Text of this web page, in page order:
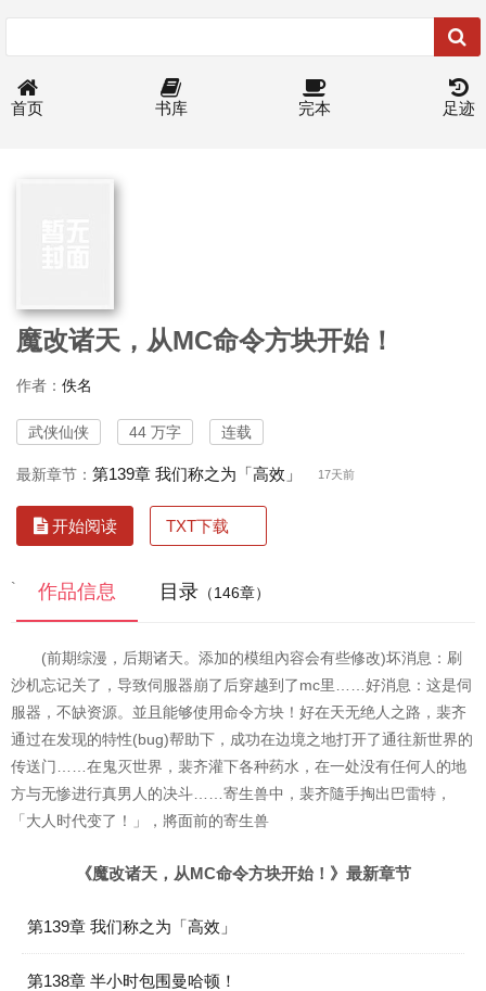
首页 书库 完本 足迹
魔改诸天，从MC命令方块开始！
作者： 佚名
武侠仙侠 44 万字 连载
最新章节： 第139章 我们称之为「高效」 17天前
开始阅读 TXT下载
` 作品信息 目录 （146章）
(前期综漫，后期诸天。添加的模组內容会有些修改)坏消息：刷
沙机忘记关了，导致伺服器崩了后穿越到了mc里……好消息：这是伺
服器，不缺资源。並且能够使用命令方块！好在天无绝人之路，裴齐
通过在发现的特性(bug)帮助下，成功在边境之地打开了通往新世界的
传送门……在鬼灭世界，裴齐灌下各种药水，在一处没有任何人的地
方与无惨进行真男人的决斗……寄生兽中，裴齐隨手掏出巴雷特，
「大人时代变了！」，將面前的寄生兽
《魔改诸天，从MC命令方块开始！》最新章节
第139章 我们称之为「高效」
第138章 半小时包围曼哈顿！